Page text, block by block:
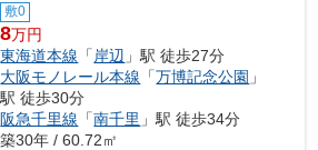
敷0
8万円
東海道本線 「 岸辺 」駅 徒歩27分
大阪モノレール本線 「万博記念公園 」
駅 徒歩30分
阪急千里線 「南千里 」駅 徒歩34分
築30年 / 60.72㎡